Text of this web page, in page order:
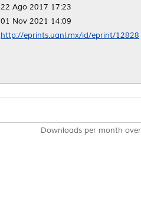
22 Ago 2017 17:23
01 Nov 2021 14:09
http://eprints.uanl.mx/id/eprint/12828
Downloads per month